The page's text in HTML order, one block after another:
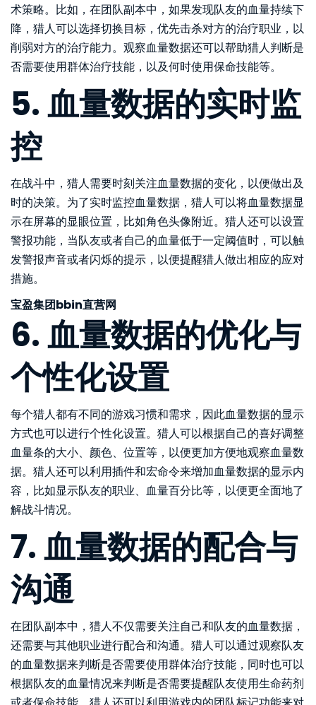
术策略。比如，在团队副本中，如果发现队友的血量持续下
降，猎人可以选择切换目标，优先击杀对方的治疗职业，以
削弱对方的治疗能力。观察血量数据还可以帮助猎人判断是
否需要使用群体治疗技能，以及何时使用保命技能等。
5. 血量数据的实时监
控
在战斗中，猎人需要时刻关注血量数据的变化，以便做出及
时的决策。为了实时监控血量数据，猎人可以将血量数据显
示在屏幕的显眼位置，比如角色头像附近。猎人还可以设置
警报功能，当队友或者自己的血量低于一定阈值时，可以触
发警报声音或者闪烁的提示，以便提醒猎人做出相应的应对
措施。
宝盈集团bbin直营网
6. 血量数据的优化与
个性化设置
每个猎人都有不同的游戏习惯和需求，因此血量数据的显示
方式也可以进行个性化设置。猎人可以根据自己的喜好调整
血量条的大小、颜色、位置等，以便更加方便地观察血量数
据。猎人还可以利用插件和宏命令来增加血量数据的显示内
容，比如显示队友的职业、血量百分比等，以便更全面地了
解战斗情况。
7. 血量数据的配合与
沟通
在团队副本中，猎人不仅需要关注自己和队友的血量数据，
还需要与其他职业进行配合和沟通。猎人可以通过观察队友
的血量数据来判断是否需要使用群体治疗技能，同时也可以
根据队友的血量情况来判断是否需要提醒队友使用生命药剂